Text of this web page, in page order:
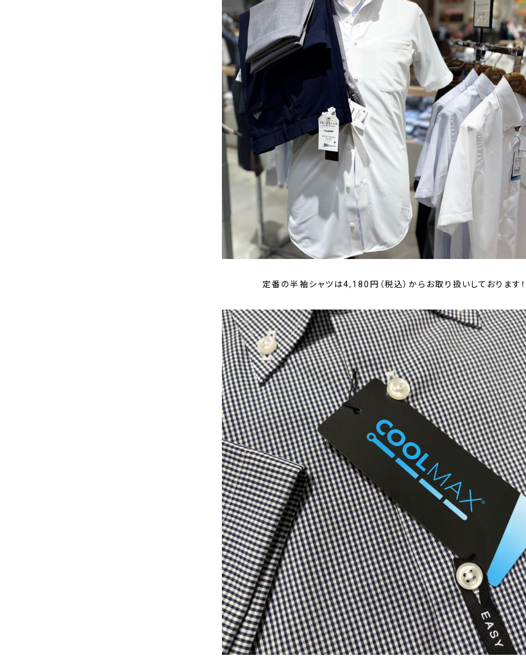
定番の半袖シャツは4,180円（税込）からお取り扱いしております！